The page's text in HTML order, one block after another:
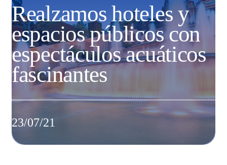
Realzamos hoteles y
espacios públicos con
espectáculos acuáticos
fascinantes
23/07/21